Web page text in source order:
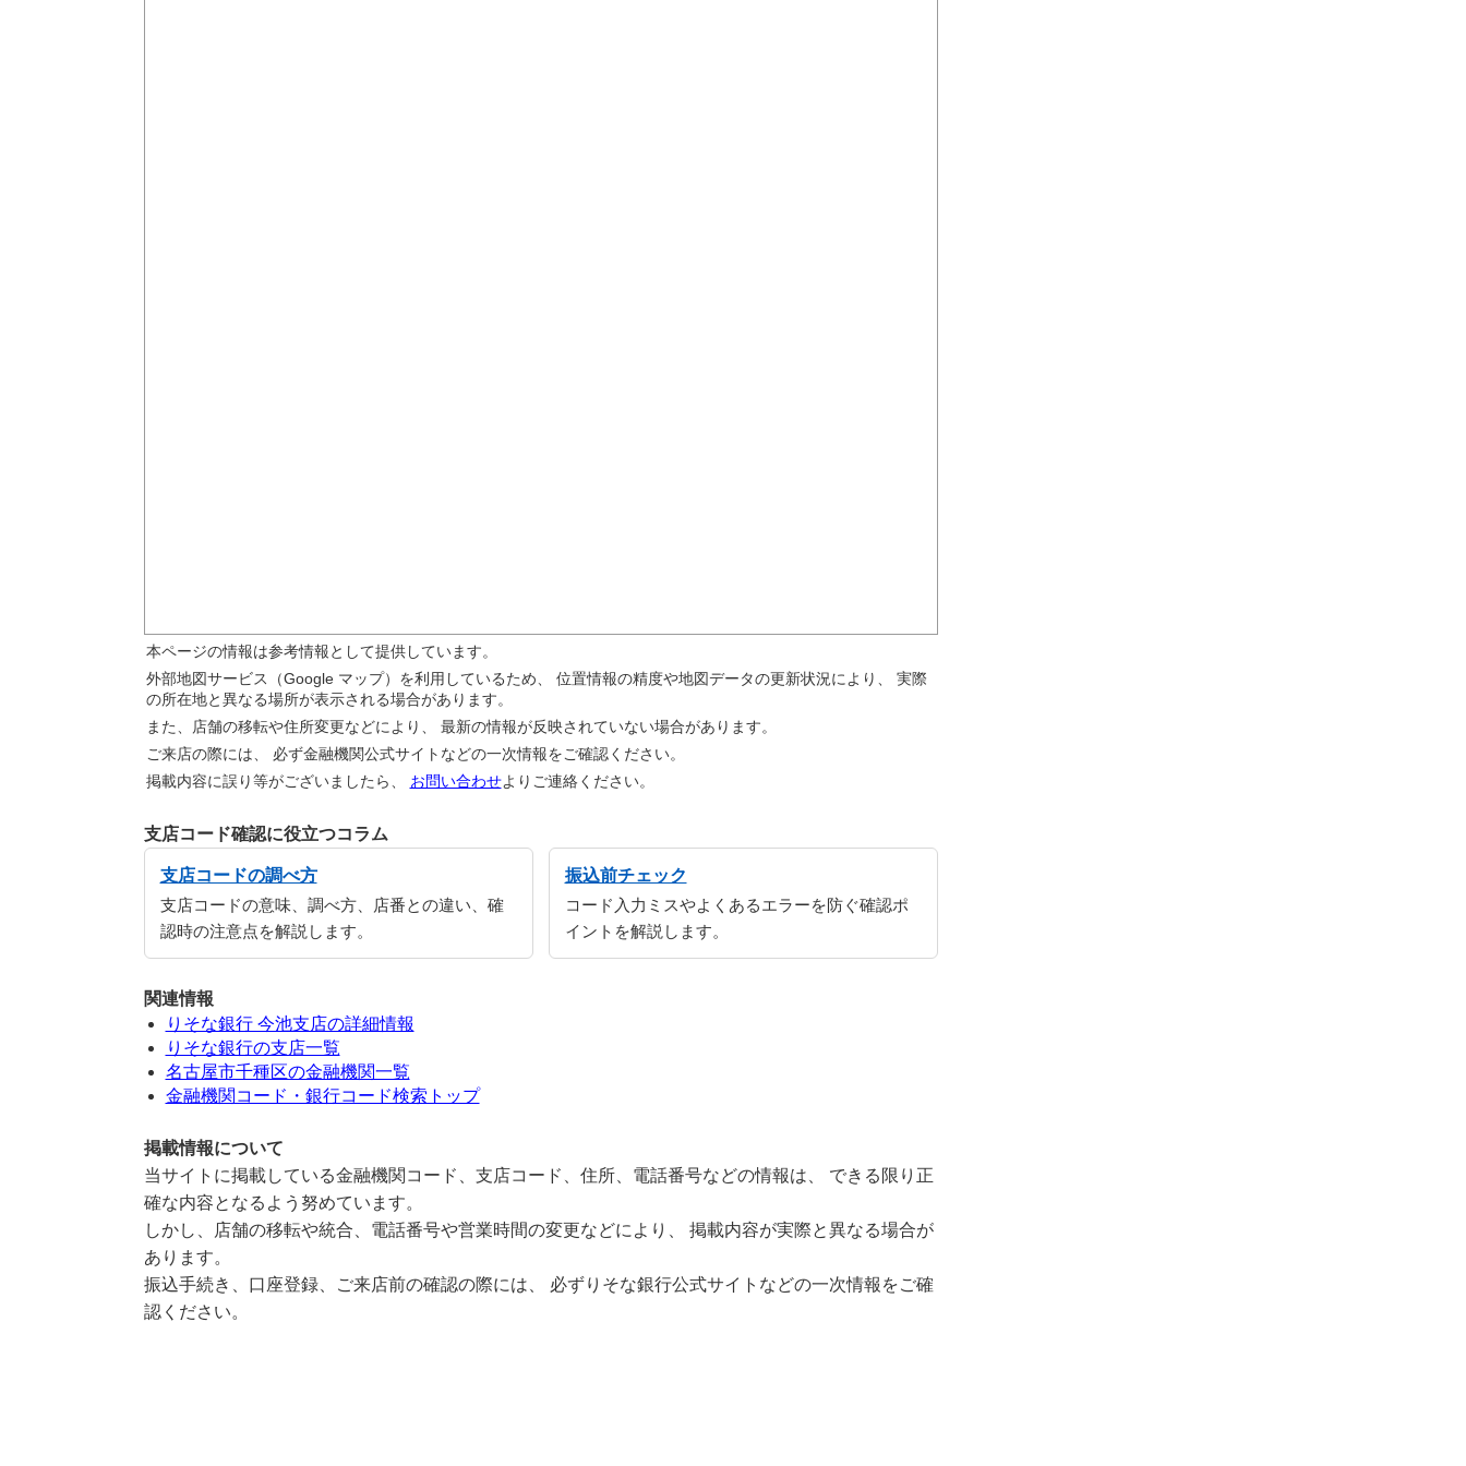
本ページの情報は参考情報として提供しています。
外部地図サービス（Google マップ）を利用しているため、 位置情報の精度や地図データの更新状況により、 実際
の所在地と異なる場所が表示される場合があります。
また、店舗の移転や住所変更などにより、 最新の情報が反映されていない場合があります。
ご来店の際には、 必ず金融機関公式サイトなどの一次情報をご確認ください。
掲載内容に誤り等がございましたら、 お問い合わせよりご連絡ください。
支店コード確認に役立つコラム
支店コードの調べ方
支店コードの意味、調べ方、店番との違い、確
認時の注意点を解説します。
振込前チェック
コード入力ミスやよくあるエラーを防ぐ確認ポ
イントを解説します。
関連情報
りそな銀行 今池支店の詳細情報
りそな銀行の支店一覧
名古屋市千種区の金融機関一覧
金融機関コード・銀行コード検索トップ
掲載情報について
当サイトに掲載している金融機関コード、支店コード、住所、電話番号などの情報は、 できる限り正
確な内容となるよう努めています。
しかし、店舗の移転や統合、電話番号や営業時間の変更などにより、 掲載内容が実際と異なる場合が
あります。
振込手続き、口座登録、ご来店前の確認の際には、 必ずりそな銀行公式サイトなどの一次情報をご確
認ください。